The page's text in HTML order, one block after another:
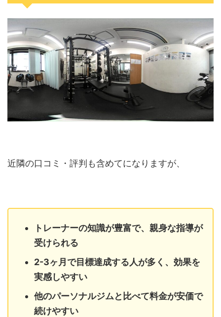
近隣の口コミ・評判も含めてになりますが、
トレーナーの知識が豊富で、親身な指導が
受けられる
2-3ヶ月で目標達成する人が多く、効果を
実感しやすい
他のパーソナルジムと比べて料金が安価で
続けやすい